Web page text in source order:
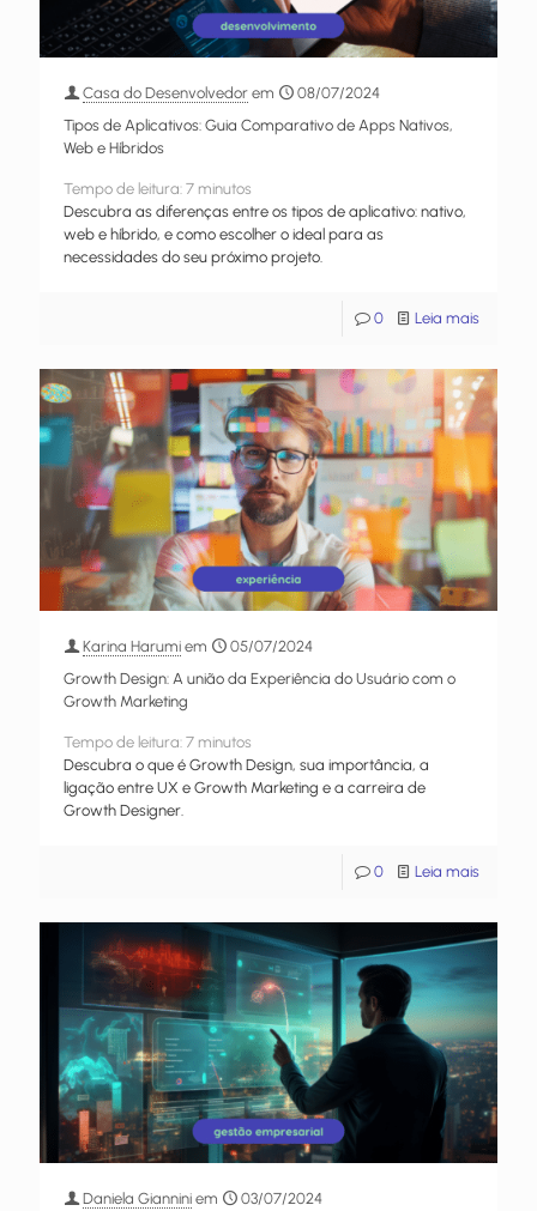
Casa do Desenvolvedor em
08/07/2024
Tipos de Aplicativos: Guia Comparativo de Apps Nativos,
Web e Híbridos
Tempo de leitura: 7 minutos
Descubra as diferenças entre os tipos de aplicativo: nativo,
web e híbrido, e como escolher o ideal para as
necessidades do seu próximo projeto.
0 Leia mais
Karina Harumi em
05/07/2024
Growth Design: A união da Experiência do Usuário com o
Growth Marketing
Tempo de leitura: 7 minutos
Descubra o que é Growth Design, sua importância, a
ligação entre UX e Growth Marketing e a carreira de
Growth Designer.
0 Leia mais
Daniela Giannini em
03/07/2024